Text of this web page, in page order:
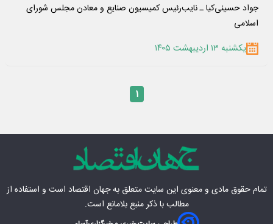
جواد حسینی‌کیا ـ نایب‌رئیس کمیسیون صنایع و معادن مجلس شورای
اسلامی
یکشنبه ۱۳ اردیبهشت ۱۴۰۵
۱
تمام حقوق مادی‌ و معنوی این سایت متعلق بهجهان اقتصاد است و استفاده از
مطالب با ذکر منبع بلامانع است.